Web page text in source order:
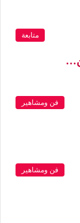
متابعة
فن ومشاهير
فن ومشاهير